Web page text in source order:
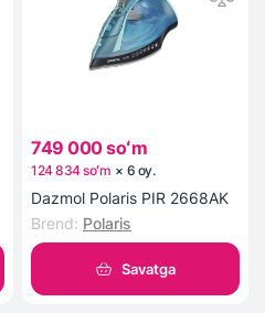
749 000 soʻm
124 834 soʻm × 6 oy.
Dazmol Polaris PIR 2668AK
Brend: Polaris
Savatga